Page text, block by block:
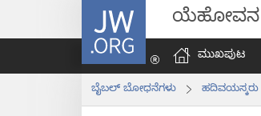
JW.ORG ಯೆಹೋವನ
ಮುಖಪುಟ
ಬೈಬಲ್‌ ಬೋಧನೆಗಳು ಹದಿವಯಸ್ಕರು